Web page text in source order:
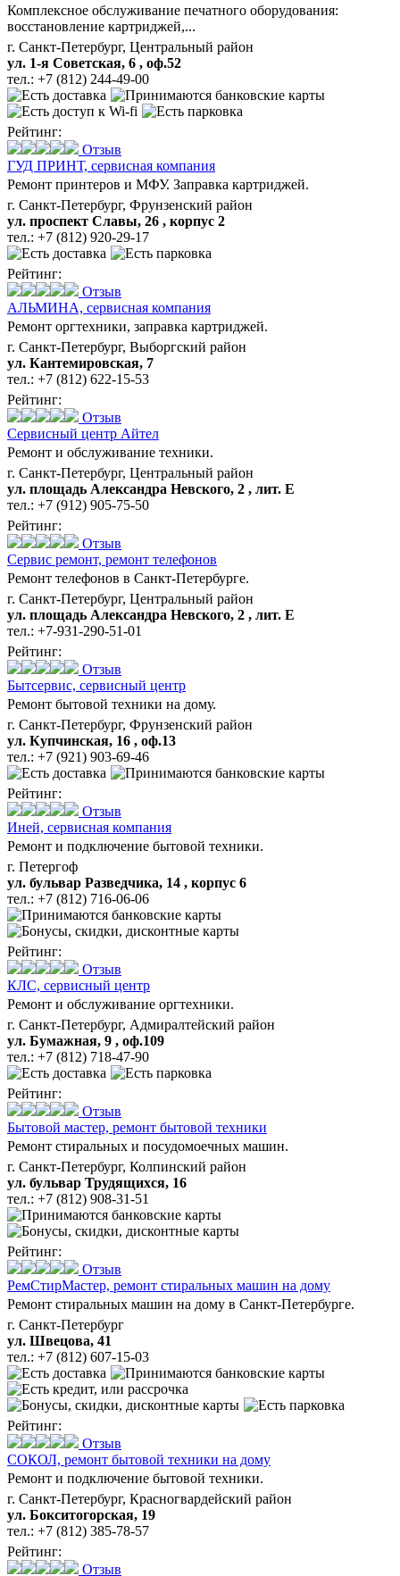
Комплексное обслуживание печатного оборудования:
восстановление картриджей,...
г. Санкт-Петербург, Центральный район
ул. 1-я Советская, 6 , оф.52
тел.: +7 (812) 244-49-00
Рейтинг:
Отзыв
ГУД ПРИНТ, сервисная компания
Ремонт принтеров и МФУ. Заправка картриджей.
г. Санкт-Петербург, Фрунзенский район
ул. проспект Славы, 26 , корпус 2
тел.: +7 (812) 920-29-17
Рейтинг:
Отзыв
АЛЬМИНА, сервисная компания
Ремонт оргтехники, заправка картриджей.
г. Санкт-Петербург, Выборгский район
ул. Кантемировская, 7
тел.: +7 (812) 622-15-53
Рейтинг:
Отзыв
Сервисный центр Айтел
Ремонт и обслуживание техники.
г. Санкт-Петербург, Центральный район
ул. площадь Александра Невского, 2 , лит. Е
тел.: +7 (912) 905-75-50
Рейтинг:
Отзыв
Сервис ремонт, ремонт телефонов
Ремонт телефонов в Санкт-Петербурге.
г. Санкт-Петербург, Центральный район
ул. площадь Александра Невского, 2 , лит. Е
тел.: +7-931-290-51-01
Рейтинг:
Отзыв
Бытсервис, сервисный центр
Ремонт бытовой техники на дому.
г. Санкт-Петербург, Фрунзенский район
ул. Купчинская, 16 , оф.13
тел.: +7 (921) 903-69-46
Рейтинг:
Отзыв
Иней, сервисная компания
Ремонт и подключение бытовой техники.
г. Петергоф
ул. бульвар Разведчика, 14 , корпус 6
тел.: +7 (812) 716-06-06
Рейтинг:
Отзыв
КЛС, сервисный центр
Ремонт и обслуживание оргтехники.
г. Санкт-Петербург, Адмиралтейский район
ул. Бумажная, 9 , оф.109
тел.: +7 (812) 718-47-90
Рейтинг:
Отзыв
Бытовой мастер, ремонт бытовой техники
Ремонт стиральных и посудомоечных машин.
г. Санкт-Петербург, Колпинский район
ул. бульвар Трудящихся, 16
тел.: +7 (812) 908-31-51
Рейтинг:
Отзыв
РемСтирМастер, ремонт стиральных машин на дому
Ремонт стиральных машин на дому в Санкт-Петербурге.
г. Санкт-Петербург
ул. Швецова, 41
тел.: +7 (812) 607-15-03
Рейтинг:
Отзыв
СОКОЛ, ремонт бытовой техники на дому
Ремонт и подключение бытовой техники.
г. Санкт-Петербург, Красногвардейский район
ул. Бокситогорская, 19
тел.: +7 (812) 385-78-57
Рейтинг:
Отзыв